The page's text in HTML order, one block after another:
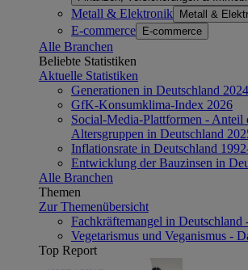
Metall & Elektronik Metall &
E-commerce E-commerce
Alle Branchen
Beliebte Statistiken
Aktuelle Statistiken
Generationen in Deutschland 2024
GfK-Konsumklima-Index 2026
Social-Media-Plattformen - Anteil
Altersgruppen in Deutschland
Inflationsrate in Deutschland
Entwicklung der Bauzinsen in
Alle Branchen
Themen
Zur Themenübersicht
Fachkräftemangel in Deutschland
Vegetarismus und Veganismus -
Top Report